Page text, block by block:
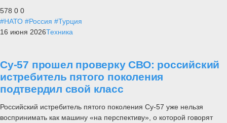
578 0 0
#НАТО #Россия #Турция
16 июня 2026Техника
Су-57 прошел проверку СВО: российский
истребитель пятого поколения
подтвердил свой класс
Российский истребитель пятого поколения Су-57 уже нельзя
воспринимать как машину «на перспективу», о которой говорят